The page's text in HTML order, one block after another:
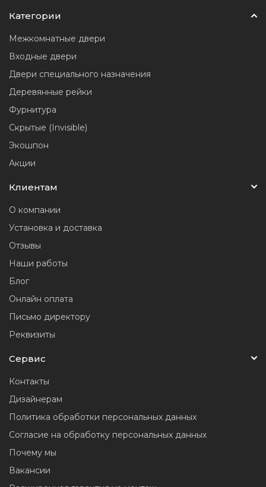
Категории
Межкомнатные двери
Входные двери
Двери специального назначения
Деревянные рейки
Фурнитура
Скрытые (Invisible)
Экошпон
Акции
Клиентам
О компании
Установка и доставка
Отзывы
Наши работы
Блог
Онлайн оплата
Письмо директору
Реквизиты
Сервис
Контакты
Дизайнерам
Политика обработки персональных данных
Согласие на обработку персональных данных
Почему мы
Вакансии